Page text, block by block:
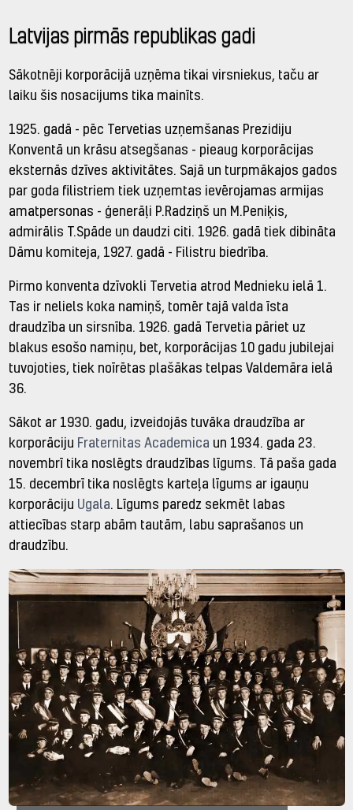
Latvijas pirmās republikas gadi
Sākotnēji korporācijā uzņēma tikai virsniekus, taču ar
laiku šis nosacijums tika mainīts.
1925. gadā - pēc Tervetias uzņemšanas Prezidiju
Konventā un krāsu atsegšanas - pieaug korporācijas
eksternās dzīves aktivitātes. Sajā un turpmākajos gados
par goda filistriem tiek uzņemtas ievērojamas armijas
amatpersonas - ģenerāļi P.Radziņš un M.Peniķis,
admirālis T.Spāde un daudzi citi. 1926. gadā tiek dibināta
Dāmu komiteja, 1927. gadā - Filistru biedrība.
Pirmo konventa dzīvokli Tervetia atrod Mednieku ielā 1.
Tas ir neliels koka namiņš, tomēr tajā valda īsta
draudzība un sirsnība. 1926. gadā Tervetia pāriet uz
blakus esošo namiņu, bet, korporācijas 10 gadu jubilejai
tuvojoties, tiek noīrētas plašākas telpas Valdemāra ielā
36.
Sākot ar 1930. gadu, izveidojās tuvāka draudzība ar
korporāciju Fraternitas Academica un 1934. gada 23.
novembrī tika noslēgts draudzības līgums. Tā paša gada
15. decembrī tika noslēgts karteļa līgums ar igauņu
korporāciju Ugala. Līgums paredz sekmēt labas
attiecības starp abām tautām, labu saprašanos un
draudzību.